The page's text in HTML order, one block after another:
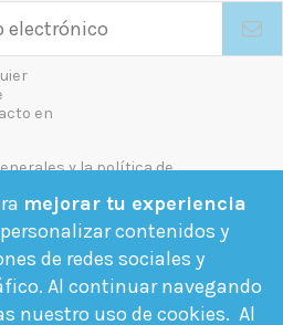
en
y la política de
mejorar tu experiencia
contenidos y
de redes sociales y
Al continuar navegando
nuestro uso de cookies. Al